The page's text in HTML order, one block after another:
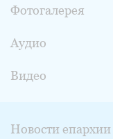
Фотогалерея
Аудио
Видео
Новости епархии